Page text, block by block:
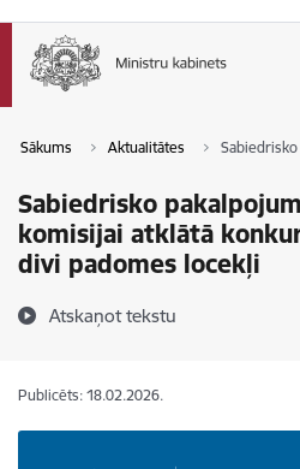
Sākums Aktualitātes
Sabiedrisko
komisijai atklātā
divi padomes locekļi
Atskaņot tekstu
Publicēts: 18.02.2026.